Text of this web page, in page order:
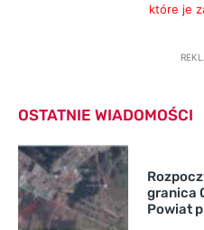
które je
OSTATNIE WIADOMOŚCI
granica
Powiat